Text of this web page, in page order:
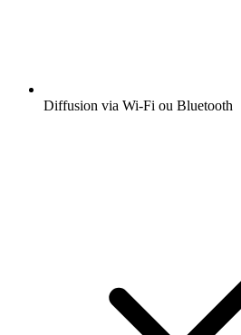
Diffusion via Wi-Fi ou Bluetooth